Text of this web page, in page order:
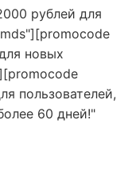
рублей для
новых
пользователей,
60 дней!"